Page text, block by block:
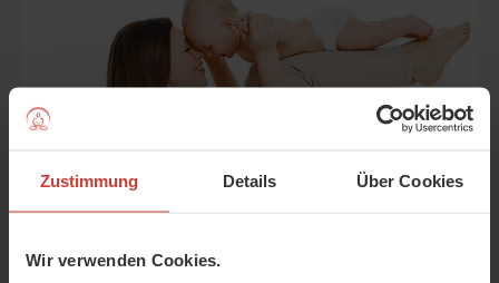
Zustimmung Details Über Cookies
Wir verwenden Cookies.